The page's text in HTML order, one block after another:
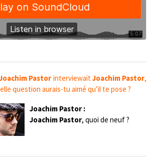
Pastor interviewaitJoachim Pastor,
question aurais-tu aimé qu’il te pose ?
Joachim Pastor :
Joachim Pastor, quoi de neuf ?